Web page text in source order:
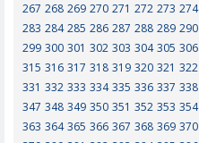
267 268 269 270 271 272 273 274
283 284 285 286 287 288 289 290
299 300 301 302 303 304 305 306
315 316 317 318 319 320 321 322
331 332 333 334 335 336 337 338
347 348 349 350 351 352 353 354
363 364 365 366 367 368 369 370